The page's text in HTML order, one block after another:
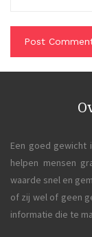
Een goed gewicht
helpen mensen
waarde snel en
of zij wel of geen
informatie die te